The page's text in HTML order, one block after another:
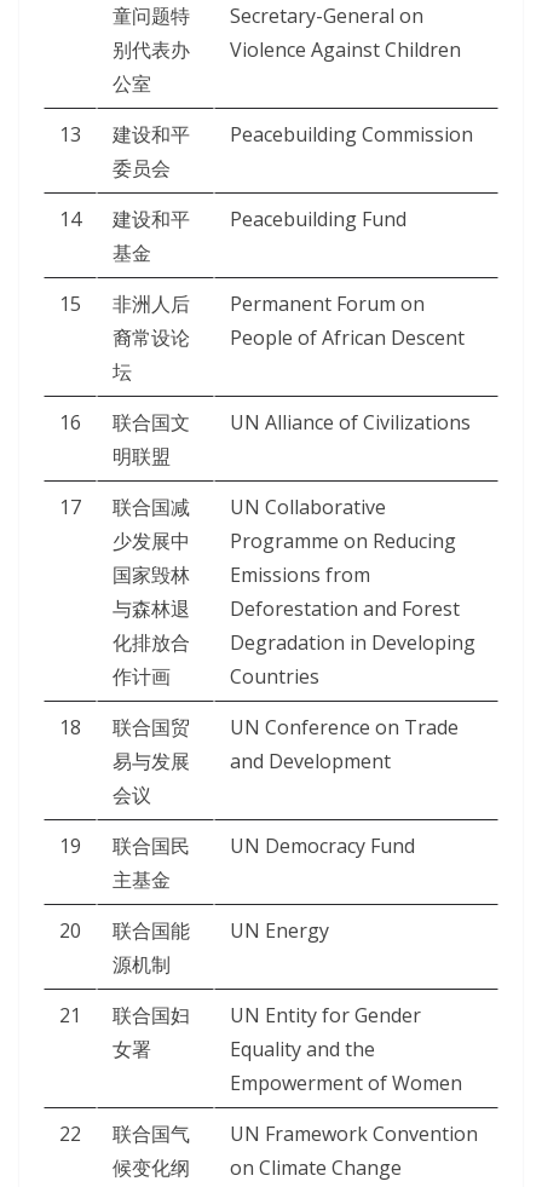
童问题特
别代表办
公室
Secretary-General on
Violence Against Children
13
建设和平
委员会
Peacebuilding Commission
14
建设和平
基金
Peacebuilding Fund
15
非洲人后
裔常设论
坛
Permanent Forum on
People of African Descent
16
联合国文
明联盟
UN Alliance of Civilizations
17
联合国减
少发展中
国家毁林
与森林退
化排放合
作计画
UN Collaborative
Programme on Reducing
Emissions from
Deforestation and Forest
Degradation in Developing
Countries
18
联合国贸
易与发展
会议
UN Conference on Trade
and Development
19
联合国民
主基金
UN Democracy Fund
20
联合国能
源机制
UN Energy
21
联合国妇
女署
UN Entity for Gender
Equality and the
Empowerment of Women
22
联合国气
候变化纲
UN Framework Convention
on Climate Change